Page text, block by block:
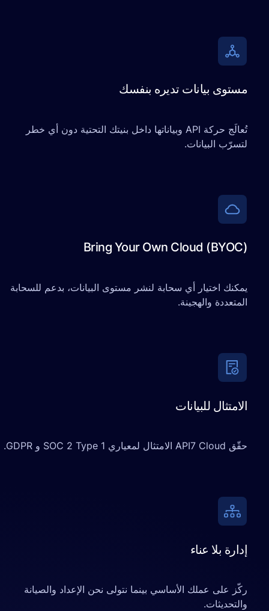
بيانات تديره بنفسك
تُعالَج حركة API وبياناتها داخل بنيتك التحتية دون أي خطر
البيانات.
Bring Your Own Cloud
اختيار أي سحابة لنشر مستوى البيانات، بدعم للسحابة
والهجينة.
للبيانات
بلا عناء
عملك الأساسي بينما نتولى نحن الإعداد والصيانة